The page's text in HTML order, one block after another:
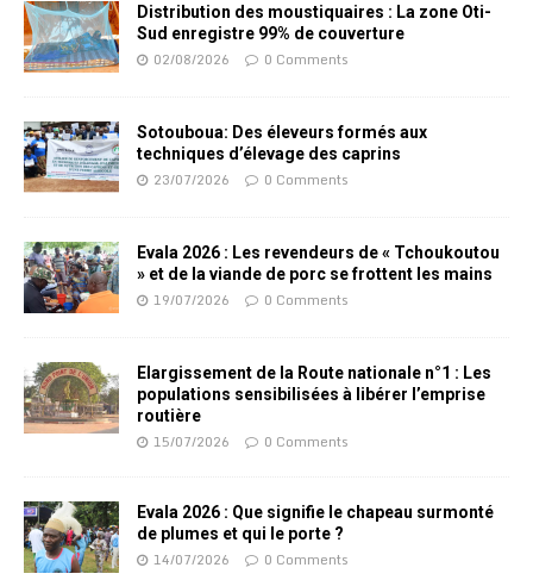
Distribution des moustiquaires : La zone Oti-
Sud enregistre 99% de couverture
02/08/2026 0 Comments
Sotouboua: Des éleveurs formés aux
techniques d’élevage des caprins
23/07/2026 0 Comments
Evala 2026 : Les revendeurs de « Tchoukoutou
» et de la viande de porc se frottent les mains
19/07/2026 0 Comments
Elargissement de la Route nationale n°1 : Les
populations sensibilisées à libérer l’emprise
routière
15/07/2026 0 Comments
Evala 2026 : Que signifie le chapeau surmonté
de plumes et qui le porte ?
14/07/2026 0 Comments